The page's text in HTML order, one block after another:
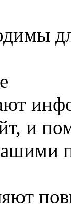
и